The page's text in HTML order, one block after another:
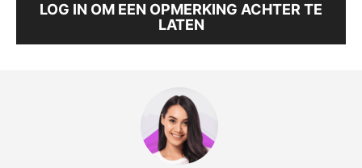
LOG IN OM EEN OPMERKING ACHTER TE
LATEN